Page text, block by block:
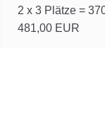
2 x 3 Plätze =
481,00 EUR